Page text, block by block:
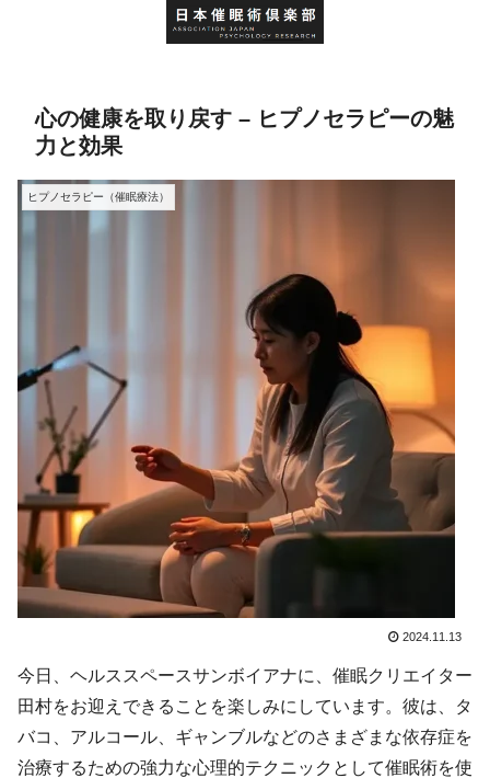
心の健康を取り戻す – ヒプノセラピーの魅
力と効果
ヒプノセラピー（催眠療法）
2024.11.13
今日、ヘルススペースサンボイアナに、催眠クリエイター
田村をお迎えできることを楽しみにしています。彼は、タ
バコ、アルコール、ギャンブルなどのさまざまな依存症を
治療するための強力な心理的テクニックとして催眠術を使